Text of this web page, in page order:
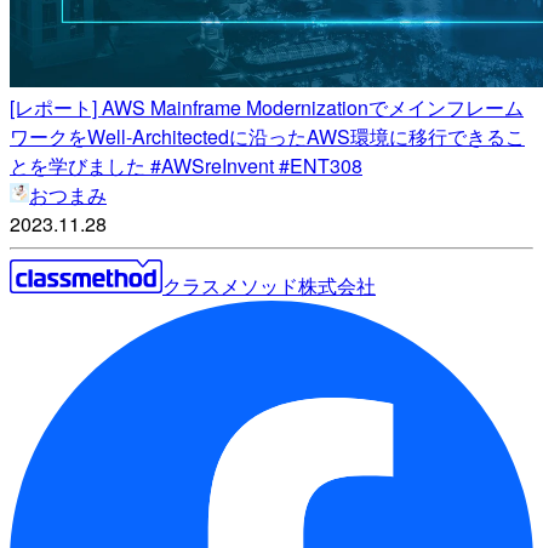
[レポート] AWS Mainframe Modernizationでメインフレーム
ワークをWell-Architectedに沿ったAWS環境に移行できるこ
とを学びました #AWSreInvent #ENT308
おつまみ
2023.11.28
クラスメソッド株式会社